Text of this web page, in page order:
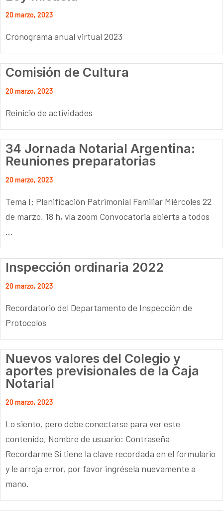
20 marzo, 2023
Cronograma anual virtual 2023
Comisión de Cultura
20 marzo, 2023
Reinicio de actividades
34 Jornada Notarial Argentina:
Reuniones preparatorias
20 marzo, 2023
Tema I: Planificación Patrimonial Familiar Miércoles 22
de marzo, 18 h, vía zoom Convocatoria abierta a todos
...
Inspección ordinaria 2022
20 marzo, 2023
Recordatorio del Departamento de Inspección de
Protocolos
Nuevos valores del Colegio y
aportes previsionales de la Caja
Notarial
20 marzo, 2023
Lo siento, pero debe conectarse para ver este
contenido, Nombre de usuario: Contraseña
Recordarme Si tiene la clave recordada en el formulario
y le arroja error, por favor ingrésela nuevamente a
mano.